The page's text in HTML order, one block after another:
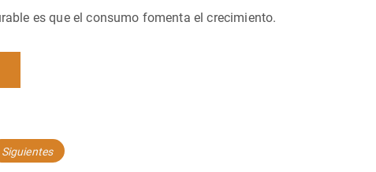
es que el consumo fomenta el crecimiento.
Siguientes